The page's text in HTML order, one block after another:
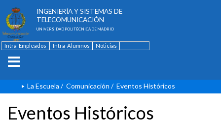
INGENIERÍA Y SISTEMAS DE
TELECOMUNICACIÓN
UNIVERSIDAD POLITÉCNICA DE MADRID
Intra-Empleados Intra-Alumnos
Noticias
La Escuela / Comunicación / Eventos Históricos
Eventos Históricos